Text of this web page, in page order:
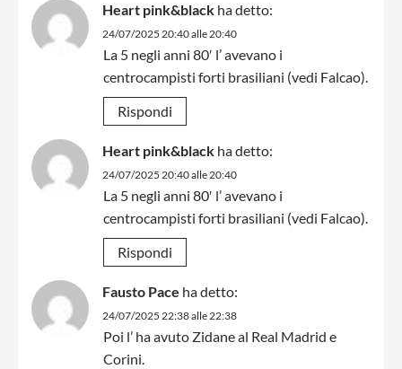
Heart pink&black ha detto:
24/07/2025 20:40 alle 20:40
La 5 negli anni 80′ l’ avevano i
centrocampisti forti brasiliani (vedi Falcao).
Rispondi
Heart pink&black ha detto:
24/07/2025 20:40 alle 20:40
La 5 negli anni 80′ l’ avevano i
centrocampisti forti brasiliani (vedi Falcao).
Rispondi
Fausto Pace ha detto:
24/07/2025 22:38 alle 22:38
Poi l’ ha avuto Zidane al Real Madrid e
Corini.